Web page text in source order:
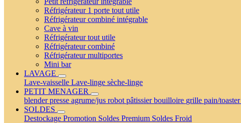
Réfrigérateur 1 porte tout utile
Réfrigérateur combiné intégrable
Cave à vin
Réfrigérateur tout utile
Réfrigérateur combiné
Réfrigérateur multiportes
Mini bar
LAVAGE
Lave-vaisselle Lave-linge sèche-linge
PETIT MENAGER
blenderpresse agrume/jus robot pâtissierbouilloire grille pain/toaster
SOLDES
Destockage Promotion Soldes Premium Soldes Froid